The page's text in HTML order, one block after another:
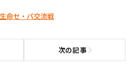
命セ・パ交流戦
次の記事次の記事へ